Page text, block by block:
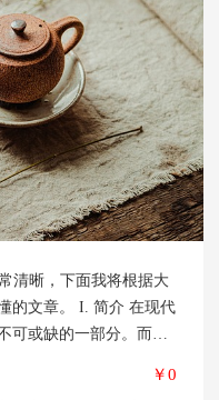
清晰，下面我将根据大
简介 在现代
可或缺的一部分。而游
领域AI是指根据玩家游
￥0